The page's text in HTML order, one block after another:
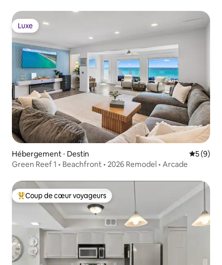
Luxe
Luxe
Hébergement ⋅ Destin
5 (9)
Green Reef 1 • Beachfront • 2026 Remodel • Arcade
Coups de cœur voyageurs les plus appréciés
Coup de cœur voyageurs